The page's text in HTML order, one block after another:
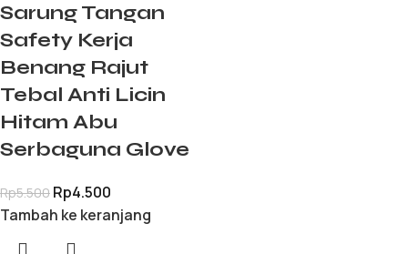
Sarung Tangan
Safety Kerja
Benang Rajut
Tebal Anti Licin
Hitam Abu
Serbaguna Glove
Rp5.500 Rp4.500
Tambah ke keranjang